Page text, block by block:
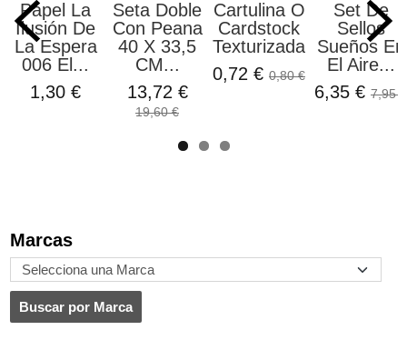
Marcas
Papel La
Ilusión De
La Espera
006 El...
1,30 €
Seta Doble
Con Peana
40 X 33,5
CM...
13,72 €
19,60 €
Cartulina O
Cardstock
Texturizada...
0,72 € 0,80 €
Set De
Sellos
Sueños En
El Aire...
6,35 € 7,95 €